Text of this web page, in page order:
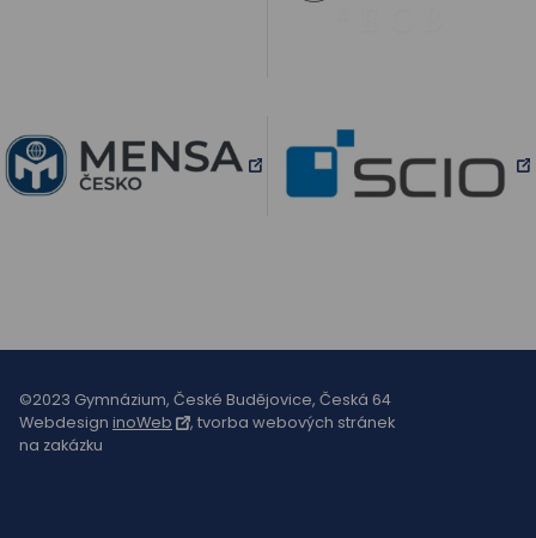
©2023 Gymnázium, České Budějovice, Česká 64
Webdesign inoWeb
, tvorba webových stránek
na zakázku